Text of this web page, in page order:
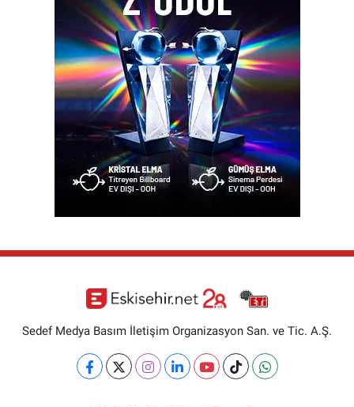
Sedef Medya Basım İletişim Organizasyon San. ve Tic. A.Ş.